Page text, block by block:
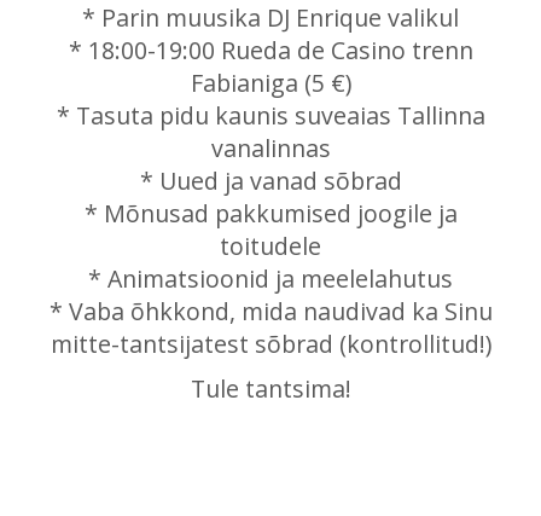
* Parin muusika DJ Enrique valikul
* 18:00-19:00 Rueda de Casino trenn
Fabianiga (5 €)
* Tasuta pidu kaunis suveaias Tallinna
vanalinnas
* Uued ja vanad sõbrad
* Mõnusad pakkumised joogile ja
toitudele
* Animatsioonid ja meelelahutus
* Vaba õhkkond, mida naudivad ka Sinu
mitte-tantsijatest sõbrad (kontrollitud!)
Tule tantsima!